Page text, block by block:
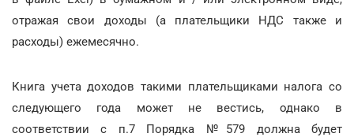
отражая свои доходы (а плательщики НДС также и
расходы) ежемесячно.
Книга учета доходов такими плательщиками налога со
следующего года может не вестись, однако в
соответствии с п.7 Порядка №579 должна будет